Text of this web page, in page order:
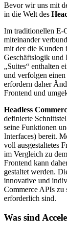
Bevor wir uns mit
in die Welt des
Im traditionellen E-
miteinander
mit der die Kunden
Geschäftslogik und
„Suites“ enthalten
und verfolgen
erfordern daher
Frontend und
Headless
definierte
seine Funktionen
Interfaces) bereit.
voll ausgestaltetes
im Vergleich zu
Frontend kann
gestaltet werden.
innovative und
Commerce APIs zu
erforderlich sind.
Was sind